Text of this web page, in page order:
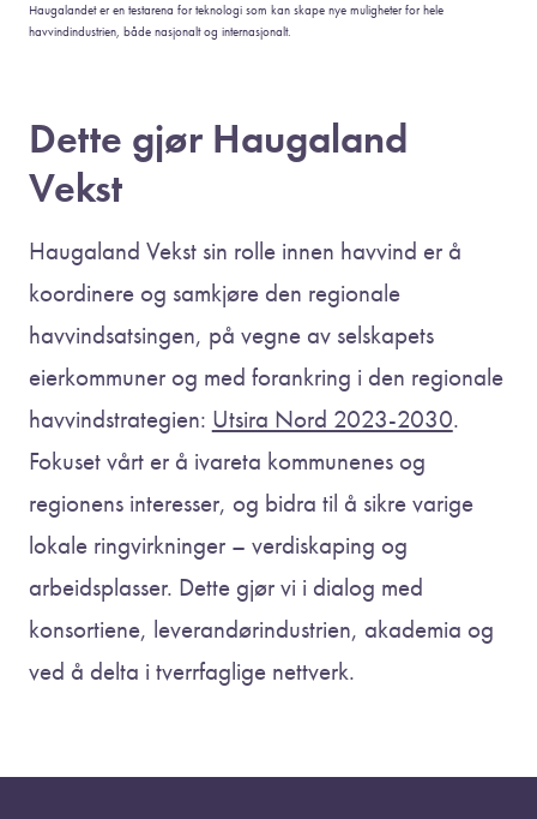
Haugalandet er en testarena for teknologi som kan skape nye muligheter for hele
havvindindustrien, både nasjonalt og internasjonalt.
Dette gjør Haugaland
Vekst
Haugaland Vekst sin rolle innen havvind er å
koordinere og samkjøre den regionale
havvindsatsingen, på vegne av selskapets
eierkommuner og med forankring i den regionale
havvindstrategien: Utsira Nord 2023-2030.
Fokuset vårt er å ivareta kommunenes og
regionens interesser, og bidra til å sikre varige
lokale ringvirkninger – verdiskaping og
arbeidsplasser. Dette gjør vi i dialog med
konsortiene, leverandørindustrien, akademia og
ved å delta i tverrfaglige nettverk.